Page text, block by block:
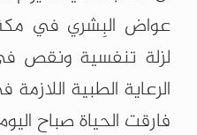
عواض البِشري في
لزلة تنفسية ونقص
الرعاية الطبية اللازمة
فارقت الحياة صباح